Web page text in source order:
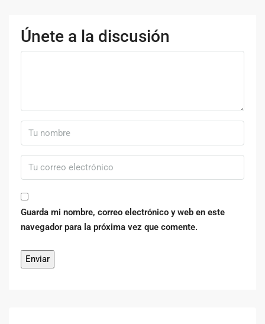
Únete a la discusión
Guarda mi nombre, correo electrónico y web en este
navegador para la próxima vez que comente.